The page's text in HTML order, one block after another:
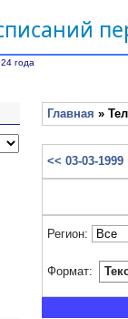
года
Главная »
<< 03-03-1999
Регион:
Формат: